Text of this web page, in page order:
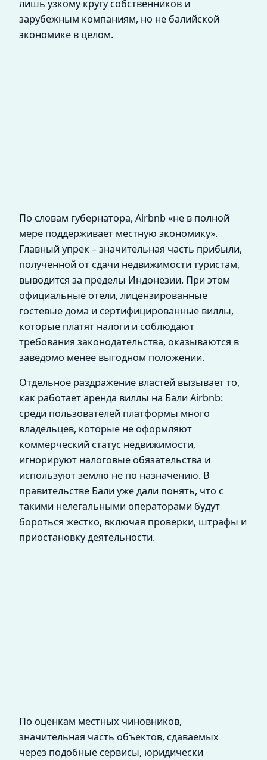
лишь узкому кругу собственников и
зарубежным компаниям, но не балийской
экономике в целом.
По словам губернатора, Airbnb «не в полной
мере поддерживает местную экономику».
Главный упрек – значительная часть прибыли,
полученной от сдачи недвижимости туристам,
выводится за пределы Индонезии. При этом
официальные отели, лицензированные
гостевые дома и сертифицированные виллы,
которые платят налоги и соблюдают
требования законодательства, оказываются в
заведомо менее выгодном положении.
Отдельное раздражение властей вызывает то,
как работает аренда виллы на Бали Airbnb:
среди пользователей платформы много
владельцев, которые не оформляют
коммерческий статус недвижимости,
игнорируют налоговые обязательства и
используют землю не по назначению. В
правительстве Бали уже дали понять, что с
такими нелегальными операторами будут
бороться жестко, включая проверки, штрафы и
приостановку деятельности.
По оценкам местных чиновников,
значительная часть объектов, сдаваемых
через подобные сервисы, юридически